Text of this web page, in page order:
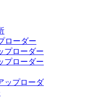
ローダー
プローダー
プローダー
ップローダ